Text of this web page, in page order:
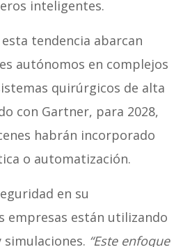
inteligentes.
tendencia abarcan
autónomos en complejos
quirúrgicos de alta
con Gartner, para 2028,
habrán incorporado
o automatización.
en su
empresas están utilizando
simulaciones. “Este enfoque